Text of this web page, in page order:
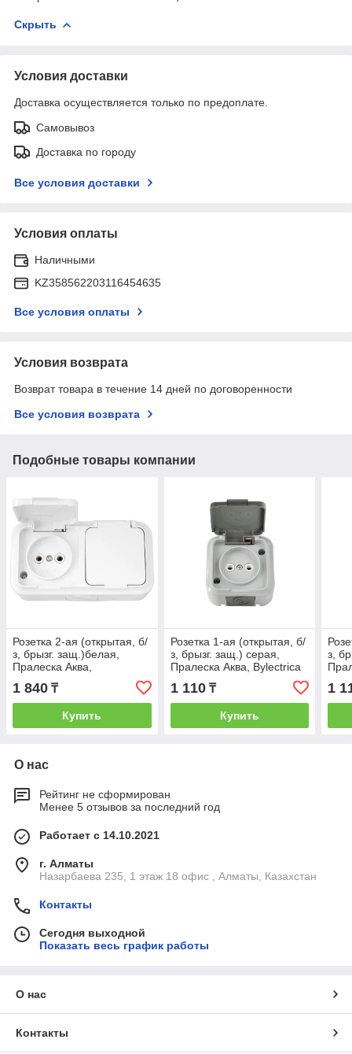
Скрыть
Условия доставки
Доставка осуществляется только по предоплате.
Самовывоз
Доставка по городу
Все условия доставки
Условия оплаты
Наличными
KZ358562203116454635
Все условия оплаты
Условия возврата
Возврат товара в течение 14 дней по договоренности
Все условия возврата
Подобные товары компании
Розетка 2-ая (открытая, б/
з, брызг. защ.)белая,
Пралеска Аква,
BYLECTRICA
1 840 ₸
Купить
Розетка 1-ая (открытая, б/
з, брызг. защ.) серая,
Пралеска Аква, Bylectrica
1 110₸
Купить
з,
1
О нас
Рейтинг не сформирован
Менее 5 отзывов за последний год
Работает с 14.10.2021
г. Алматы
Назарбаева 235, 1 этаж 18 офис , Алматы, Казахстан
Контакты
Сегодня выходной
Показать весь график работы
О нас
Контакты